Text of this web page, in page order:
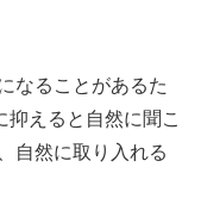
なることがあるた
抑えると自然に聞こ
自然に取り入れる